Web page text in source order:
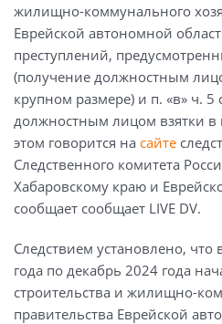
жилищно-коммунального
Еврейской автономной
преступлений,
(получение должностным
крупном размере) и п. «в» ч.
должностным лицом взятки в
этом говорится на сайте
Следственного комитета
Хабаровскому краю и
сообщает сообщает LIVE DV.
Следствием установлено, что
года по декабрь 2024 года
строительства и жилищно-
правительства Еврейской